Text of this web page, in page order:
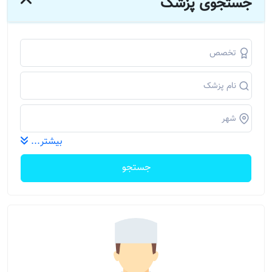
بیشتر...
جستجو